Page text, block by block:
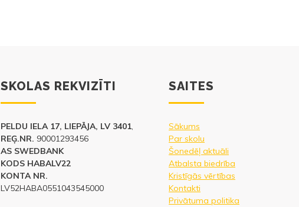
SKOLAS REKVIZĪTI
PELDU IELA 17, LIEPĀJA, LV 3401,
REĢ.NR. 90001293456
AS SWEDBANK
KODS HABALV22
KONTA NR.
LV52HABA0551043545000
SAITES
Sākums
Par skolu
Šonedēļ aktuāli
Atbalsta biedrība
Kristīgās vērtības
Kontakti
Privātuma politika